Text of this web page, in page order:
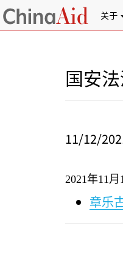
关于
国安
11/12/
2021年11月
章乐